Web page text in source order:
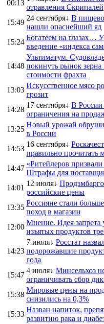
00:13
отравления Скрипалей
15:49
24 сентября↓ В
нашли опаснейший яд
15:24
Богатеем на глазах…
введение «индекса
14:48
Ультиматум.
покинуть рынок зерна
стоимости фрахта
13:03
Искусственное мясо
грозит
14:28
17 сентября↓ В России
ограничения на
13:25
Новый урожай
в России
14:53
16 сентября↓
правильно прочитать
14:47
«Ритейлеров
Штрафы для
14:01
12 июля↓
российские цены
13:35
Россияне стали
поход в магазин
12:00
Мнение. Идея запрета
изъятых продуктов
14:23
7 июля↓ Росстат
подорожавшие
года
15:47
4 июля↓ Минсельхоз
ограничивать сбор
15:38
Мировые цены на
снизились на 0,3%
15:33
Назван напиток,
развитию рака и